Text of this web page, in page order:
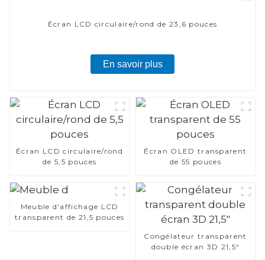
Écran LCD circulaire/rond de 23,6 pouces
En savoir plus
Écran LCD circulaire/rond
de 5,5 pouces
Écran OLED transparent
de 55 pouces
Meuble d'affichage LCD
transparent de 21,5 pouces
Congélateur transparent
double écran 3D 21,5"